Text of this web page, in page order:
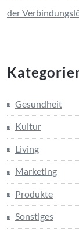
der
Gesundheit
Kultur
Living
Marketing
Produkte
Sonstiges